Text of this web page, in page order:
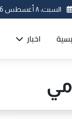
السبت، ٨ أغسطس 2026
اخبار